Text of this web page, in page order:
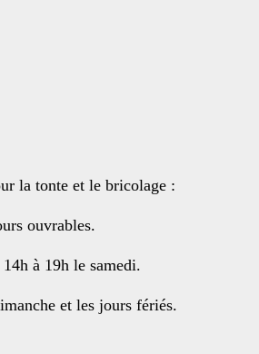
la tonte et le bricolage :
ouvrables.
à 19h le samedi.
et les jours fériés.